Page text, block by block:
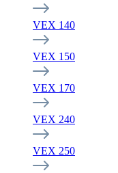
VEX 140
VEX 150
VEX 170
VEX 240
VEX 250